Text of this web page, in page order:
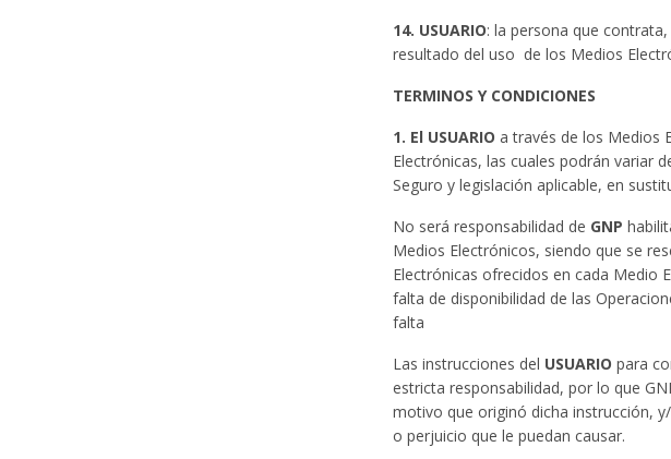
14. USUARIO: la persona que
resultado del uso de los Medios
TERMINOS Y CONDICIONES
1. El USUARIO a través de los Medios
Electrónicas, las cuales podrán variar
Seguro y legislación aplicable, en
No será responsabilidad de GNP
Medios Electrónicos, siendo que se
Electrónicas ofrecidos en cada Medio
falta de disponibilidad de las
falta
Las instrucciones del USUARIO para
estricta responsabilidad, por lo que
motivo que originó dicha instrucción,
o perjuicio que le puedan causar.